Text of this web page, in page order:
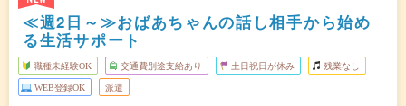
≪週2日～≫おばあちゃんの話し相手から始め
る生活サポート
職種未経験OK 交通費別途支給あり 土日祝日が休み 残業なし
WEB登録OK 派遣